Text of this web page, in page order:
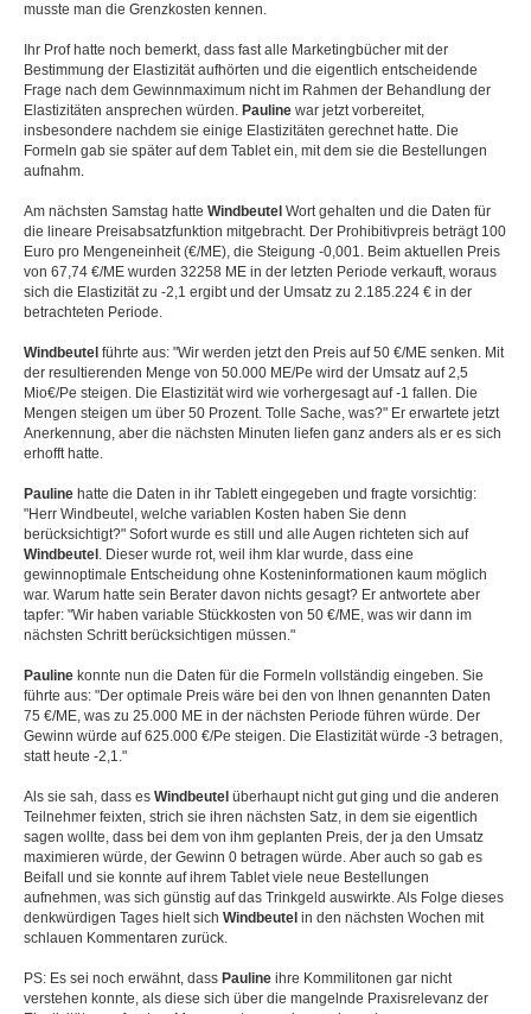
musste man die Grenzkosten kennen.
Ihr Prof hatte noch bemerkt, dass fast alle Marketingbücher mit der
Bestimmung der Elastizität aufhörten und die eigentlich entscheidende
Frage nach dem Gewinnmaximum nicht im Rahmen der Behandlung der
Elastizitäten ansprechen würden. Pauline war jetzt vorbereitet,
insbesondere nachdem sie einige Elastizitäten gerechnet hatte. Die
Formeln gab sie später auf dem Tablet ein, mit dem sie die Bestellungen
aufnahm.
Am nächsten Samstag hatte Windbeutel Wort gehalten und die Daten für
die lineare Preisabsatzfunktion mitgebracht. Der Prohibitivpreis beträgt 100
Euro pro Mengeneinheit (€/ME), die Steigung -0,001. Beim aktuellen Preis
von 67,74 €/ME wurden 32258 ME in der letzten Periode verkauft, woraus
sich die Elastizität zu -2,1 ergibt und der Umsatz zu 2.185.224 € in der
betrachteten Periode.
Windbeutel führte aus: "Wir werden jetzt den Preis auf 50 €/ME senken. Mit
der resultierenden Menge von 50.000 ME/Pe wird der Umsatz auf 2,5
Mio€/Pe steigen. Die Elastizität wird wie vorhergesagt auf -1 fallen. Die
Mengen steigen um über 50 Prozent. Tolle Sache, was?" Er erwartete jetzt
Anerkennung, aber die nächsten Minuten liefen ganz anders als er es sich
erhofft hatte.
Pauline hatte die Daten in ihr Tablett eingegeben und fragte vorsichtig:
"Herr Windbeutel, welche variablen Kosten haben Sie denn
berücksichtigt?" Sofort wurde es still und alle Augen richteten sich auf
Windbeutel . Dieser wurde rot, weil ihm klar wurde, dass eine
gewinnoptimale Entscheidung ohne Kosteninformationen kaum möglich
war. Warum hatte sein Berater davon nichts gesagt? Er antwortete aber
tapfer: "Wir haben variable Stückkosten von 50 €/ME, was wir dann im
nächsten Schritt berücksichtigen müssen."
Pauline konnte nun die Daten für die Formeln vollständig eingeben. Sie
führte aus: "Der optimale Preis wäre bei den von Ihnen genannten Daten
75 €/ME, was zu 25.000 ME in der nächsten Periode führen würde. Der
Gewinn würde auf 625.000 €/Pe steigen. Die Elastizität würde -3 betragen,
statt heute -2,1."
Als sie sah, dass es Windbeutel überhaupt nicht gut ging und die anderen
Teilnehmer feixten, strich sie ihren nächsten Satz, in dem sie eigentlich
sagen wollte, dass bei dem von ihm geplanten Preis, der ja den Umsatz
maximieren würde, der Gewinn 0 betragen würde. Aber auch so gab es
Beifall und sie konnte auf ihrem Tablet viele neue Bestellungen
aufnehmen, was sich günstig auf das Trinkgeld auswirkte. Als Folge dieses
denkwürdigen Tages hielt sich Windbeutel in den nächsten Wochen mit
schlauen Kommentaren zurück.
PS: Es sei noch erwähnt, dass Pauline ihre Kommilitonen gar nicht
verstehen konnte, als diese sich über die mangelnde Praxisrelevanz der